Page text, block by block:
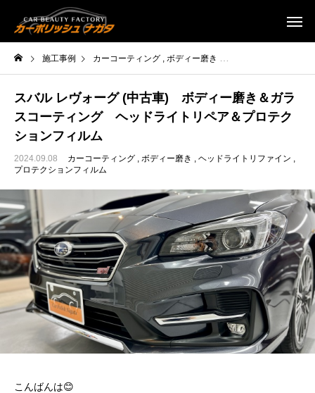
施工事例 カーコーティング ボディー磨き ヘッドライトリファイ
スバル レヴォーグ (中古車) ボディー磨き＆ガラ
スコーティング ヘッドライトリペア＆プロテク
ションフィルム
2024.09.08 カーコーティング ボディー磨き
ヘッドライトリファイン
プロテクションフィルム
こんばんは😊